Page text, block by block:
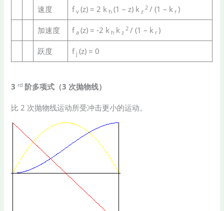
速度 fv (z) = 2 kh (1 – z) kz
2 / (1 – kr)
加速度 fa (z) = -2 kh kz
2 / (1 – kr)
跃度 fj (z) = 0
3 rd 阶多项式（3 次抛物线）
比 2 次抛物线运动所受冲击更小的运动。